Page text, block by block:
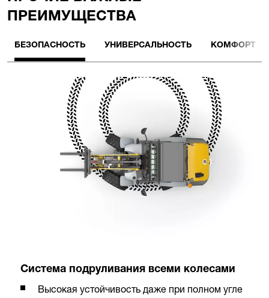
ПРЕИМУЩЕСТВА
БЕЗОПАСНОСТЬ УНИВЕРСАЛЬНОСТЬ КОМФОРТ
Система подруливания всеми колесами
Высокая устойчивость даже при полном угле